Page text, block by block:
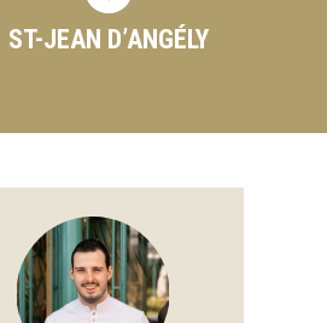
ST-JEAN D’ANGÉLY